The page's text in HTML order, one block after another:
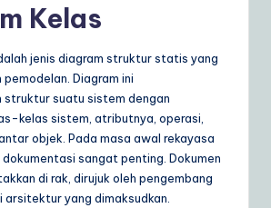
Kelas
jenis diagram struktur statis yang
Diagram ini
struktur suatu sistem dengan
kelas sistem, atributnya, operasi,
objek. Pada masa awal rekayasa
sangat penting. Dokumen
di rak, dirujuk oleh pengembang
arsitektur yang dimaksudkan.